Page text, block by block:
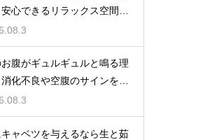
心できるリラックス空間の
腹がギュルギュルと鳴る理
化不良や空腹のサインを解
ャベツを与えるなら生と茹